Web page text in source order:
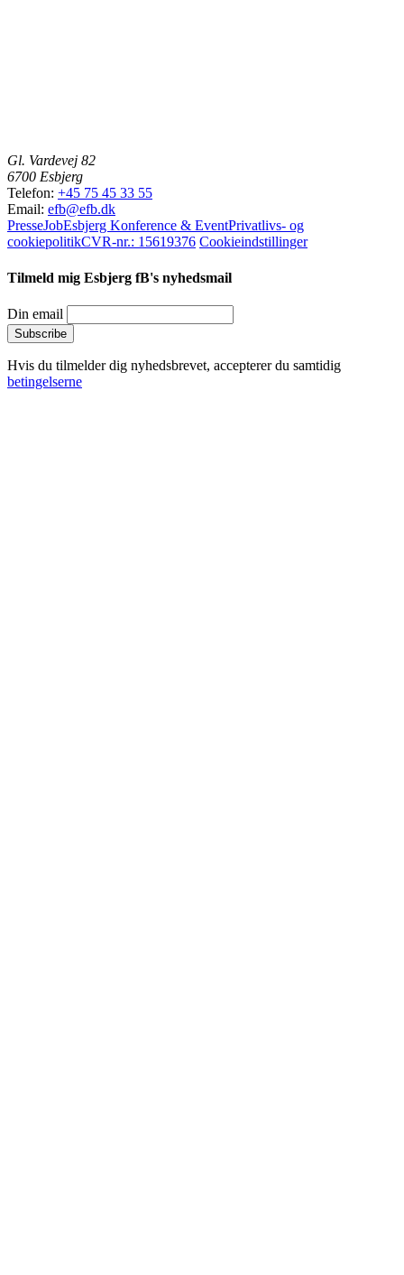
Gl. Vardevej 82
6700 Esbjerg
Telefon: +45 75 45 33 55
Email: efb@efb.dk
PresseJobEsbjerg Konference & EventPrivatlivs- og
cookiepolitikCVR-nr.: 15619376 Cookieindstillinger
Tilmeld mig Esbjerg fB's nyhedsmail
Din email
Hvis du tilmelder dig nyhedsbrevet, accepterer du samtidig
betingelserne